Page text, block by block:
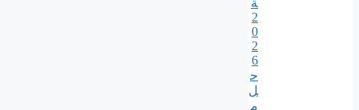
2
0
2
6
ح
ل
م